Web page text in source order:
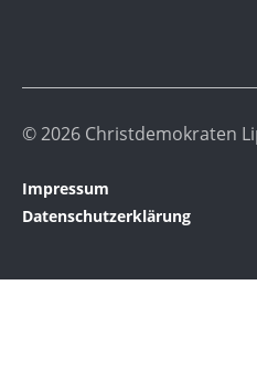
© 2026 Christdemokraten
Impressum
Datenschutzerklärung